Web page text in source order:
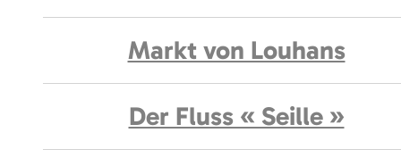
Markt von Louhans
Der Fluss « Seille »